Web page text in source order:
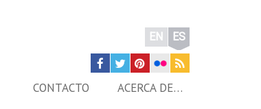
EN ES
CONTACTO ACERCA DE…